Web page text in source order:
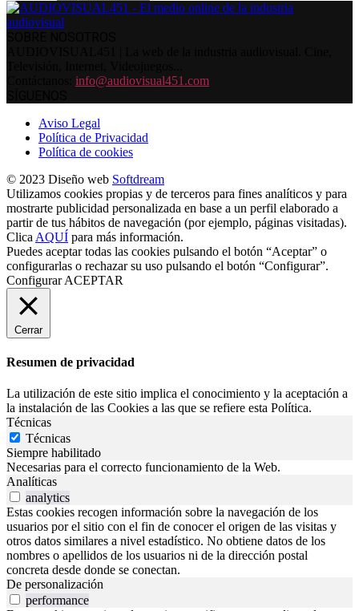
info@audiovisual451.com
Aviso Legal
Política de Privacidad
Política de cookies
© 2023 Diseño web Softdream
Utilizamos cookies propias y de terceros para fines analíticos y para
mostrarte publicidad personalizada en base a un perfil elaborado a
partir de tus hábitos de navegación (por ejemplo, páginas visitadas).
Clica AQUÍ para más información.
Puedes aceptar todas las cookies pulsando el botón “Aceptar” o
configurarlas o rechazar su uso pulsando el botón “Configurar”.
Configurar ACEPTAR
Cerrar
Resumen de privacidad
La utilización de este sitio implica el conocimiento y la aceptación a
la instalación de las Cookies a las que se refiere esta Política.
Técnicas
Técnicas
Siempre habilitado
Necesarias para el correcto funcionamiento de la Web.
Analíticas
analytics
Estas cookies recogen información sobre la navegación de los
usuarios por el sitio con el fin de conocer el origen de las visitas y
otros datos similares a nivel estadístico. No obtiene datos de los
nombres o apellidos de los usuarios ni de la dirección postal
concreta desde donde se conectan.
De personalización
performance